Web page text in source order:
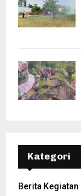
Kategori
Berita Kegiatan